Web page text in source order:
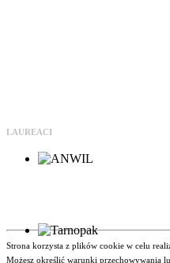
LAUREACI
Strona korzysta z plików cookie w celu
Możesz określić warunki przechowywania